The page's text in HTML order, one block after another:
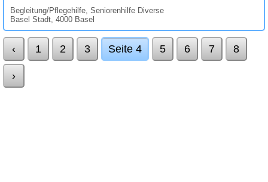
Begleitung/Pflegehilfe, Seniorenhilfe Diverse
Basel Stadt, 4000 Basel
‹ 1 2 3 Seite 4 5 6 7 8
›